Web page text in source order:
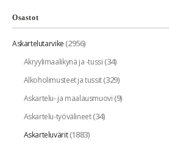
Osastot
Askartelutarvike(2956)
Akryylimaalikynä ja -tussi(34)
Alkoholimusteet ja tussit(329)
Askartelu- ja maalausmuovi(9)
Askartelu-työvälineet(34)
Askarteluvärit(1883)